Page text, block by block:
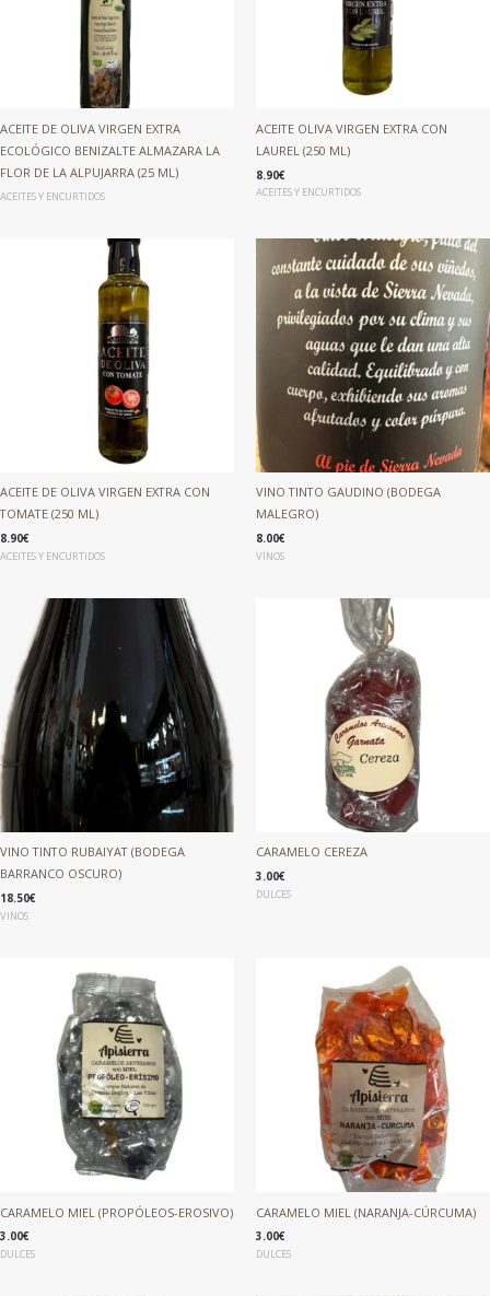
ACEITE DE OLIVA VIRGEN EXTRA
ECOLÓGICO BENIZALTE ALMAZARA LA
FLOR DE LA ALPUJARRA (25 ML)
ACEITES Y ENCURTIDOS
ACEITE OLIVA VIRGEN EXTRA CON
LAUREL (250 ML)
8.90€
ACEITES Y ENCURTIDOS
ACEITE DE OLIVA VIRGEN EXTRA CON
TOMATE (250 ML)
8.90€
ACEITES Y ENCURTIDOS
VINO TINTO GAUDINO (BODEGA
MALEGRO)
8.00€
VINOS
VINO TINTO RUBAIYAT (BODEGA
BARRANCO OSCURO)
18.50€
VINOS
CARAMELO CEREZA
3.00€
DULCES
CARAMELO MIEL (PROPÓLEOS-EROSIVO)
3.00€
DULCES
CARAMELO MIEL (NARANJA-CÚRCUMA)
3.00€
DULCES